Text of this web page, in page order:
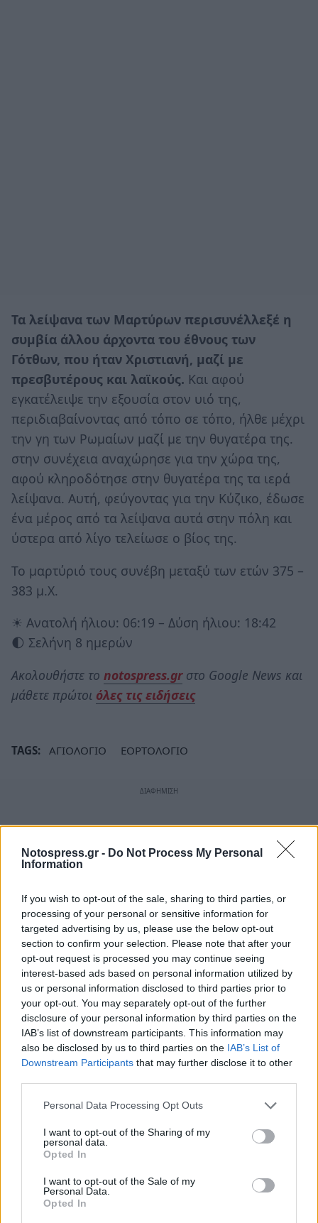
Notospress.gr - Do Not Process My Personal
Information
If you wish to opt-out of the sale, sharing to third parties, or
processing of your personal or sensitive information for
targeted advertising by us, please use the below opt-out
section to confirm your selection. Please note that after your
opt-out request is processed you may continue seeing
interest-based ads based on personal information utilized by
us or personal information disclosed to third parties prior to
your opt-out. You may separately opt-out of the further
disclosure of your personal information by third parties on the
IAB’s list of downstream participants. This information may
also be disclosed by us to third parties on the IAB’s List of
Downstream Participants that may further disclose it to other
Personal Data Processing Opt Outs
I want to opt-out of the Sharing of my
personal data.
Opted In
I want to opt-out of the Sale of my
Personal Data.
Opted In
Τα λείψανα των Μαρτύρων περισυνέλλεξέ η
συμβία άλλου άρχοντα του έθνους των
Γότθων, που ήταν Χριστιανή, μαζί με
πρεσβυτέρους και λαϊκούς. Και αφού
εγκατέλειψε την εξουσία στον υιό της,
περιδιαβαίνοντας από τόπο σε τόπο, ήλθε μέχρι
την γη των Ρωμαίων μαζί με την θυγατέρα της.
στην συνέχεια αναχώρησε για την χώρα της,
αφού κληροδότησε στην θυγατέρα της τα ιερά
λείψανα. Αυτή, φεύγοντας για την Κύζικο, έδωσε
ένα μέρος από τα λείψανα αυτά στην πόλη και
ύστερα από λίγο τελείωσε ο βίος της.
Το μαρτύριό τους συνέβη μεταξύ των ετών 375 –
383 μ.Χ.
☀ Ανατολή ήλιου: 06:19 – Δύση ήλιου: 18:42
🌓 Σελήνη 8 ημερών
Ακολουθήστε το notospress.grστο Google News και
μάθετε πρώτοι όλες τις ειδήσεις
TAGS: ΑΓΙΟΛΟΓΙΟ ΕΟΡΤΟΛΟΓΙΟ